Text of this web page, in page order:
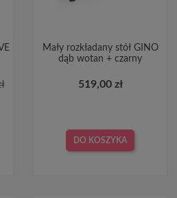
Mały rozkładany stół GINO
dąb wotan + czarny
519,00 zł
DO KOSZYKA